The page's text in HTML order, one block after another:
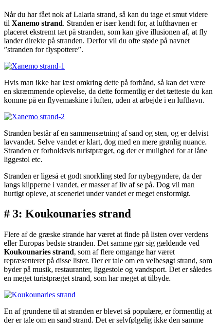
Når du har fået nok af Lalaria strand, så kan du tage et smut videre
til Xanemo strand. Stranden er især kendt for, at lufthavnen er
placeret ekstremt tæt på stranden, som kan give illusionen af, at fly
lander direkte på stranden. Derfor vil du ofte støde på navnet
”stranden for flyspottere”.
Hvis man ikke har læst omkring dette på forhånd, så kan det være
en skræmmende oplevelse, da dette formentlig er det tætteste du kan
komme på en flyvemaskine i luften, uden at arbejde i en lufthavn.
Stranden består af en sammensætning af sand og sten, og er delvist
lavvandet. Selve vandet er klart, dog med en mere grønlig nuance.
Stranden er forholdsvis turistpræget, og der er mulighed for at låne
liggestol etc.
Stranden er ligeså et godt snorkling sted for nybegyndere, da der
langs klipperne i vandet, er masser af liv af se på. Dog vil man
hurtigt opleve, at sceneriet under vandet er meget ensformigt.
# 3: Koukounaries strand
Flere af de græske strande har været at finde på listen over verdens
eller Europas bedste stranden. Det samme gør sig gældende ved
Koukounaries strand, som af flere omgange har været
repræsenteret på disse lister. Der er tale om en velbesøgt strand, som
byder på musik, restauranter, liggestole og vandsport. Det er således
en meget turistpræget strand, som har meget at tilbyde.
En af grundene til at stranden er blevet så populære, er formentlig at
der er tale om en sand strand. Det er selvfølgelig ikke den samme